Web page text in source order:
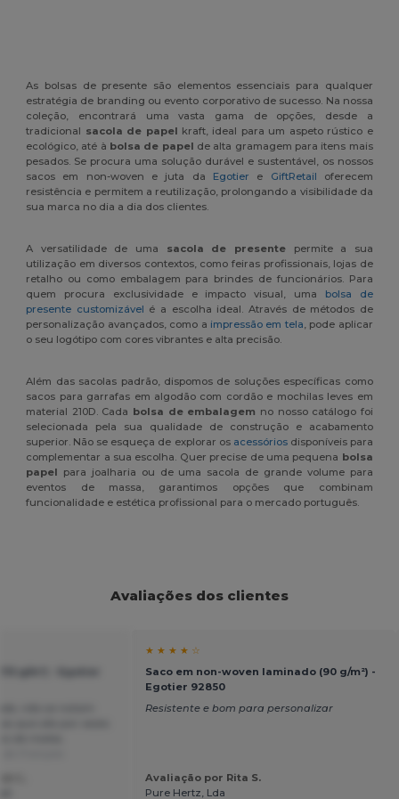
As bolsas de presente são elementos essenciais para qualquer
estratégia de branding ou evento corporativo de sucesso. Na nossa
coleção, encontrará uma vasta gama de opções, desde a
tradicional sacola de papel kraft, ideal para um aspeto rústico e
ecológico, até à bolsa de papel de alta gramagem para itens mais
pesados. Se procura uma solução durável e sustentável, os nossos
sacos em non-woven e juta da Egotier e GiftRetail oferecem
resistência e permitem a reutilização, prolongando a visibilidade da
sua marca no dia a dia dos clientes.
A versatilidade de uma sacola de presentepermite a sua
utilização em diversos contextos, como feiras profissionais, lojas de
retalho ou como embalagem para brindes de funcionários. Para
quem procura exclusividade e impacto visual, uma bolsa de
presente customizável é a escolha ideal. Através de métodos de
personalização avançados, como a impressão em tela, pode aplicar
o seu logótipo com cores vibrantes e alta precisão.
Além das sacolas padrão, dispomos de soluções específicas como
sacos para garrafas em algodão com cordão e mochilas leves em
material 210D. Cada bolsa de embalagem no nosso catálogo foi
selecionada pela sua qualidade de construção e acabamento
superior. Não se esqueça de explorar os acessóriosdisponíveis para
complementar a sua escolha. Quer precise de uma pequena bolsa
papel para joalharia ou de uma sacola de grande volume para
eventos de massa, garantimos opções que combinam
funcionalidade e estética profissional para o mercado português.
Avaliações dos clientes
★ ★ ★ ★ ☆
Saco em non-woven laminado (90 g/m²) -
Egotier 92850
Resistente e bom para personalizar
Avaliação por Rita S.
Pure Hertz, Lda